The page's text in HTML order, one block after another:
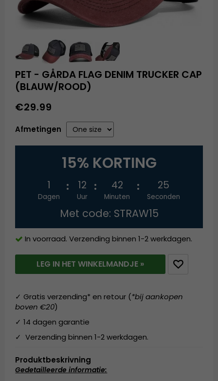
PET - GÅRDA FLAG DENIM TRUCKER CAP
(BLAUW/ROOD)
€29.99
Afmetingen
15% KORTING
1
Dagen
12
Uur
42
Minuten
25
Seconden
Met code: STRAW15
In voorraad. Verzending binnen 1-2 werkdagen.
LEG IN HET WINKELMANDJE »
✓ Gratis verzending* en retour (*bij aankopen
boven €20)
✓ 14 dagen garantie
✓ Verzending binnen 1-2 werkdagen.
Produktbeskrivning
Gedetailleerde informatie: